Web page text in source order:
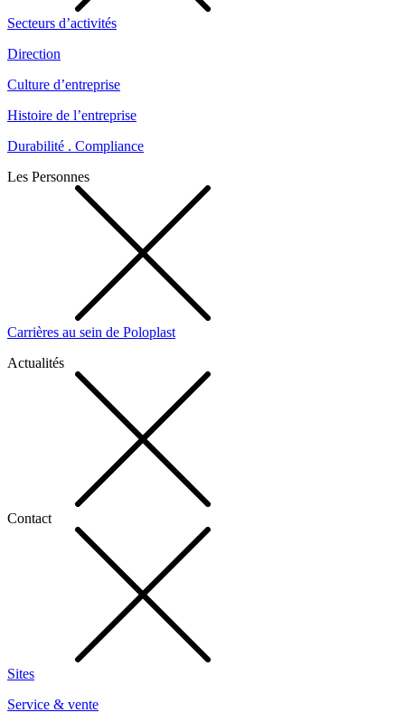
Secteurs d’activités
Direction
Culture d’entreprise
Histoire de l’entreprise
Durabilité . Compliance
Les Personnes
Carrières au sein de Poloplast
Actualités
Contact
Sites
Service & vente